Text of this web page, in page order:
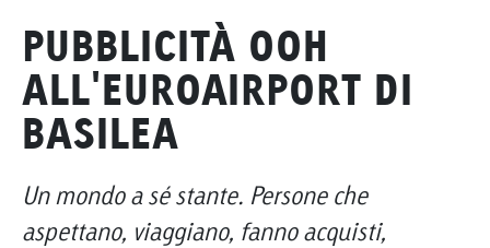
PUBBLICITÀ OOH
ALL'EUROAIRPORT DI
BASILEA
Un mondo a sé stante. Persone che
aspettano, viaggiano, fanno acquisti,